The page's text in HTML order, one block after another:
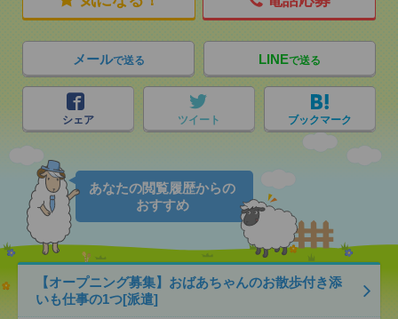
メールで送る LINEで送る
シェア ツイート ブックマーク
あなたの閲覧履歴からの
おすすめ
【オープニング募集】おばあちゃんのお散歩付き添
いも仕事の1つ[派遣]